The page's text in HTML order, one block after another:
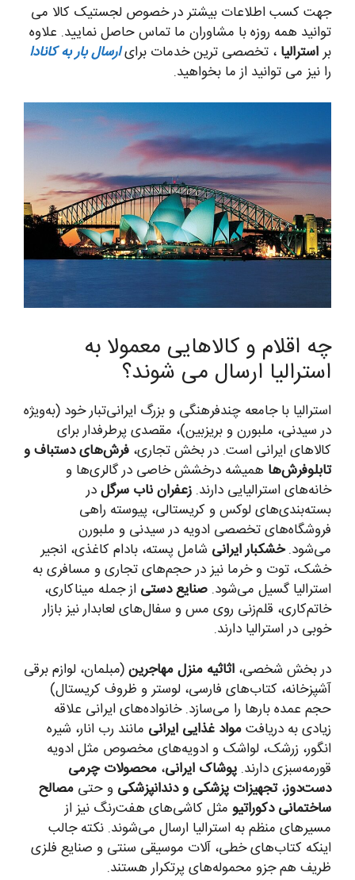
جهت کسب اطلاعات بیشتر در خصوص لجستیک کالا می
توانید همه روزه با مشاوران ما تماس حاصل نمایید. علاوه
بر استرالیا ، تخصصی ترین خدمات برایارسال بار به کانادا
را نیز می توانید از ما بخواهید.
چه اقلام و کالاهایی معمولا به
استرالیا ارسال می شوند؟
استرالیا با جامعه چندفرهنگی و بزرگ ایرانی‌تبار خود (به‌ویژه
در سیدنی، ملبورن و بریزبین)، مقصدی پرطرفدار برای
کالاهای ایرانی است. در بخش تجاری، فرش‌های دستباف و
تابلوفرش‌ها همیشه درخشش خاصی در گالری‌ها و
خانه‌های استرالیایی دارند. زعفران ناب سرگلدر
بسته‌بندی‌های لوکس و کریستالی، پیوسته راهی
فروشگاه‌های تخصصی ادویه در سیدنی و ملبورن
می‌شود.خشکبار ایرانی شامل پسته، بادام کاغذی، انجیر
خشک، توت و خرما نیز در حجم‌های تجاری و مسافری به
استرالیا گسیل می‌شود. صنایع دستی از جمله میناکاری،
خاتم‌کاری، قلم‌زنی روی مس و سفال‌های لعابدار نیز بازار
خوبی در استرالیا دارند.
در بخش شخصی، اثاثیه منزل مهاجرین(مبلمان، لوازم برقی
آشپزخانه، کتاب‌های فارسی، لوستر و ظروف کریستال)
حجم عمده بارها را می‌سازد. خانواده‌های ایرانی علاقه
زیادی به دریافتمواد غذایی ایرانی مانند رب انار، شیره
انگور، زرشک، لواشک و ادویه‌های مخصوص مثل ادویه
قورمه‌سبزی دارند. پوشاک ایرانی، محصولات چرمی
دست‌دوز،تجهیزات پزشکی و دندانپزشکی و حتی مصالح
ساختمانی دکوراتیو مثل کاشی‌های هفت‌رنگ نیز از
مسیرهای منظم به استرالیا ارسال می‌شوند. نکته جالب
اینکه کتاب‌های خطی، آلات موسیقی سنتی و صنایع فلزی
ظریف هم جزو محموله‌های پرتکرار هستند.